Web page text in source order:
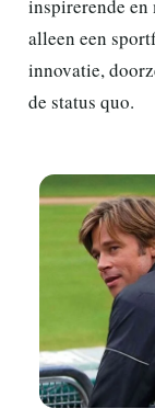
inspirerende
alleen een
innovatie,
de status quo.